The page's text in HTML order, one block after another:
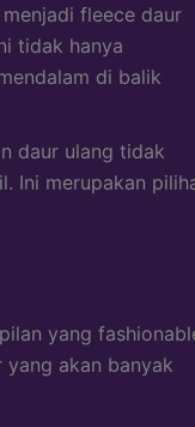
fleece daur
tidak hanya
di balik
daur ulang tidak
Ini merupakan
yang
akan banyak